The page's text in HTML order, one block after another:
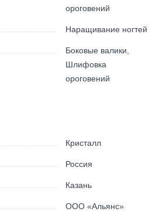
ороговений
Наращивание ногтей
Боковые валики,
Шлифовка
ороговений
Кристалл
Россия
Казань
ООО «Альянс»